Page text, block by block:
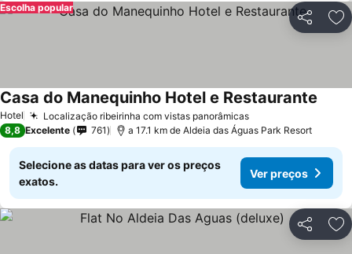
Partilhar
Escolha popular
Hotel Localização ribeirinha com vistas panorâmicas
Casa do Manequinho Hotel e Restaurante
8,8 Excelente 761 a 17.1 km de Aldeia das Águas Park Resort
Selecione as datas para ver os preços
exatos.
Ver preços
Partilhar